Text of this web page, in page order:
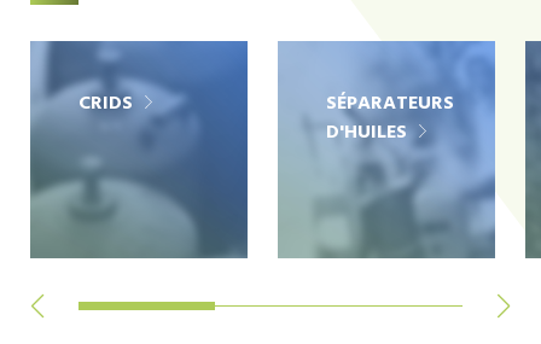
CRIDS
SÉPARATEURS
D'HUILES